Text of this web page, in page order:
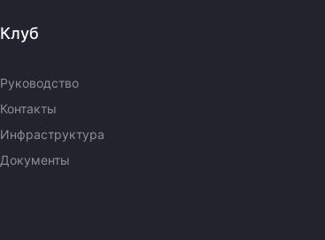
Клуб
Руководство
Контакты
Инфраструктура
Документы